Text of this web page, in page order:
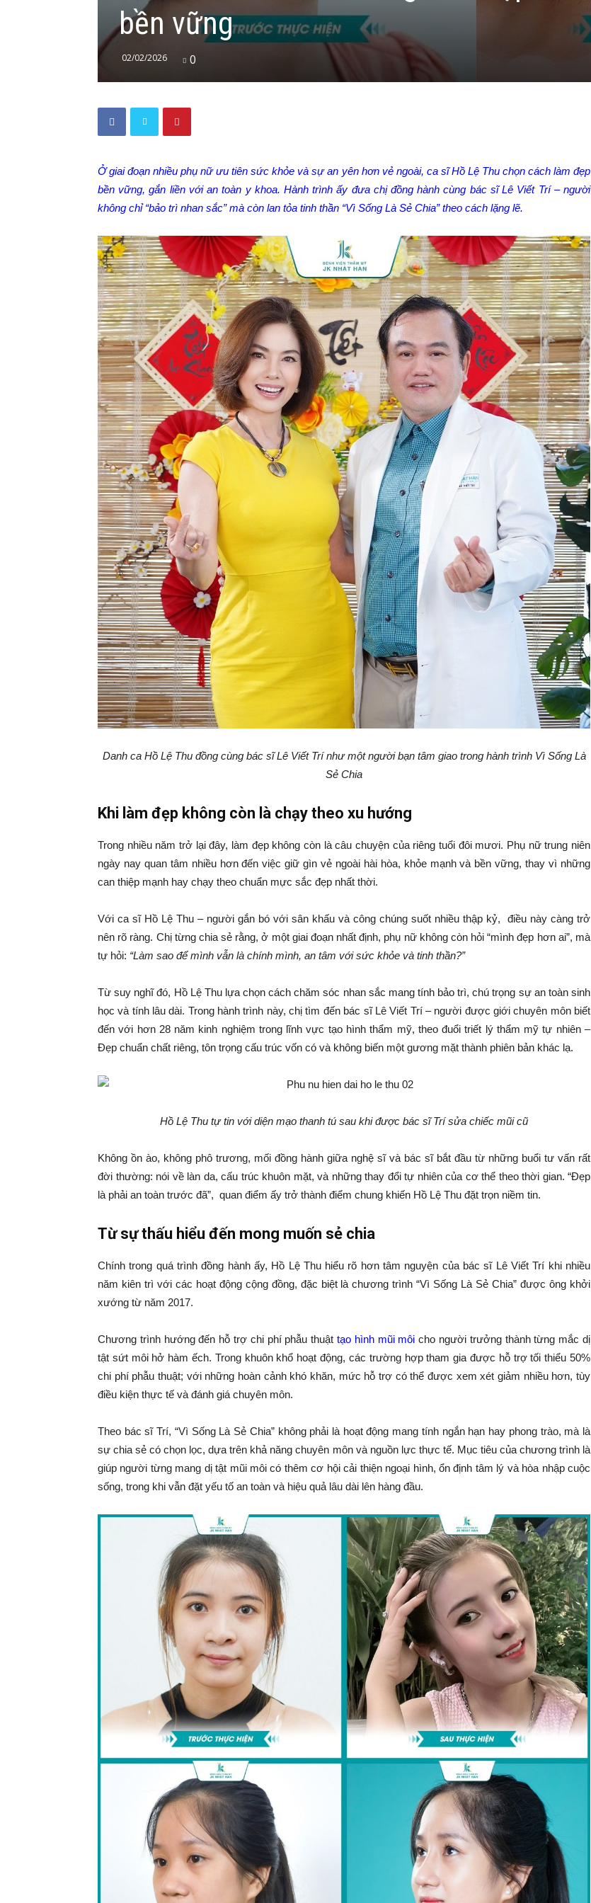
bền vững
02/02/2026 0
Ở giai đoạn nhiều phụ nữ ưu tiên sức khỏe và sự an yên hơn vẻ ngoài, ca sĩ Hồ Lệ Thu chọn cách làm đẹp
bền vững, gắn liền với an toàn y khoa. Hành trình ấy đưa chị đồng hành cùng bác sĩ Lê Viết Trí – người
không chỉ “bảo trì nhan sắc” mà còn lan tỏa tinh thần “Vì Sống Là Sẻ Chia” theo cách lặng lẽ.
Danh ca Hồ Lệ Thu đồng cùng bác sĩ Lê Viết Trí như một người bạn tâm giao trong hành trình Vì Sống Là
Sẻ Chia
Khi làm đẹp không còn là chạy theo xu hướng
Trong nhiều năm trở lại đây, làm đẹp không còn là câu chuyện của riêng tuổi đôi mươi. Phụ nữ trung niên
ngày nay quan tâm nhiều hơn đến việc giữ gìn vẻ ngoài hài hòa, khỏe mạnh và bền vững, thay vì những
can thiệp mạnh hay chạy theo chuẩn mực sắc đẹp nhất thời.
Với ca sĩ Hồ Lệ Thu – người gắn bó với sân khấu và công chúng suốt nhiều thập kỷ, điều này càng trở
nên rõ ràng. Chị từng chia sẻ rằng, ở một giai đoạn nhất định, phụ nữ không còn hỏi “mình đẹp hơn ai”, mà
tự hỏi: “Làm sao để mình vẫn là chính mình, an tâm với sức khỏe và tinh thần?”
Từ suy nghĩ đó, Hồ Lệ Thu lựa chọn cách chăm sóc nhan sắc mang tính bảo trì, chú trọng sự an toàn sinh
học và tính lâu dài. Trong hành trình này, chị tìm đến bác sĩ Lê Viết Trí – người được giới chuyên môn biết
đến với hơn 28 năm kinh nghiệm trong lĩnh vực tạo hình thẩm mỹ, theo đuổi triết lý thẩm mỹ tự nhiên –
Đẹp chuẩn chất riêng, tôn trọng cấu trúc vốn có và không biến một gương mặt thành phiên bản khác lạ.
Hồ Lệ Thu tự tin với diện mạo thanh tú sau khi được bác sĩ Trí sửa chiếc mũi cũ
Không ồn ào, không phô trương, mối đồng hành giữa nghệ sĩ và bác sĩ bắt đầu từ những buổi tư vấn rất
đời thường: nói về làn da, cấu trúc khuôn mặt, và những thay đổi tự nhiên của cơ thể theo thời gian. “Đẹp
là phải an toàn trước đã”, quan điểm ấy trở thành điểm chung khiến Hồ Lệ Thu đặt trọn niềm tin.
Từ sự thấu hiểu đến mong muốn sẻ chia
Chính trong quá trình đồng hành ấy, Hồ Lệ Thu hiểu rõ hơn tâm nguyện của bác sĩ Lê Viết Trí khi nhiều
năm kiên trì với các hoạt động cộng đồng, đặc biệt là chương trình “Vì Sống Là Sẻ Chia” được ông khởi
xướng từ năm 2017.
Chương trình hướng đến hỗ trợ chi phí phẫu thuật tạo hình mũi môi cho người trưởng thành từng mắc dị
tật sứt môi hở hàm ếch. Trong khuôn khổ hoạt động, các trường hợp tham gia được hỗ trợ tối thiểu 50%
chi phí phẫu thuật; với những hoàn cảnh khó khăn, mức hỗ trợ có thể được xem xét giảm nhiều hơn, tùy
điều kiện thực tế và đánh giá chuyên môn.
Theo bác sĩ Trí, “Vì Sống Là Sẻ Chia” không phải là hoạt động mang tính ngắn hạn hay phong trào, mà là
sự chia sẻ có chọn lọc, dựa trên khả năng chuyên môn và nguồn lực thực tế. Mục tiêu của chương trình là
giúp người từng mang dị tật mũi môi có thêm cơ hội cải thiện ngoại hình, ổn định tâm lý và hòa nhập cuộc
sống, trong khi vẫn đặt yếu tố an toàn và hiệu quả lâu dài lên hàng đầu.